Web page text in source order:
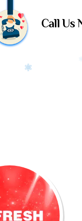
Call Us